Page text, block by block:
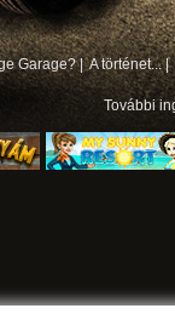
Garage? |A történet... |
További